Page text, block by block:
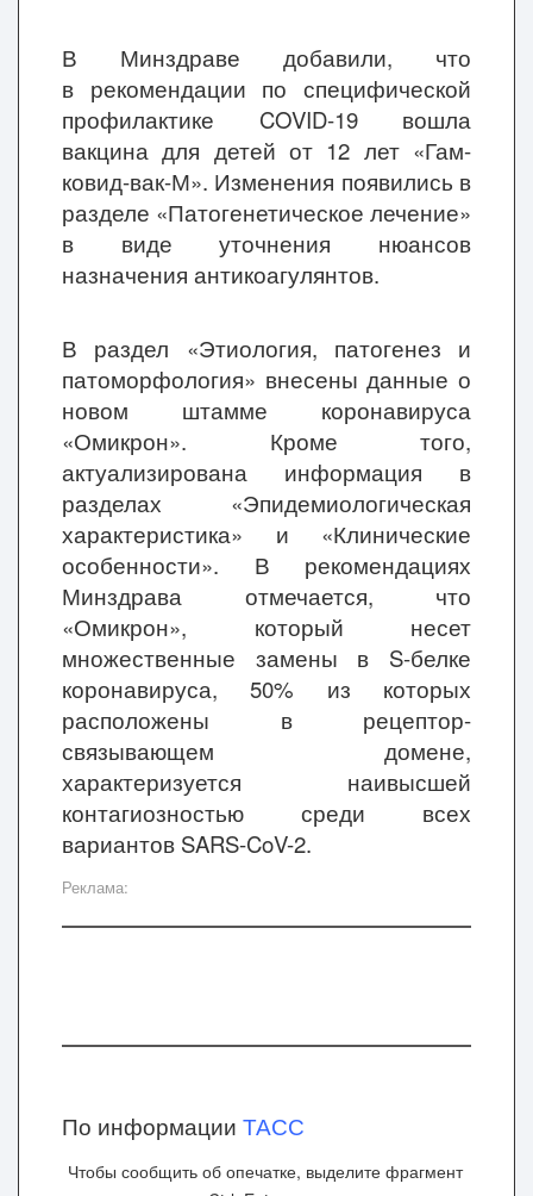
В Минздраве добавили, что
в рекомендации по специфической
профилактике COVID-19 вошла
вакцина для детей от 12 лет «Гам-
ковид-вак-М». Изменения появились в
разделе «Патогенетическое лечение»
в виде уточнения нюансов
назначения антикоагулянтов.
В раздел «Этиология, патогенез и
патоморфология» внесены данные о
новом штамме коронавируса
«Омикрон». Кроме того,
актуализирована информация в
разделах «Эпидемиологическая
характеристика» и «Клинические
особенности». В рекомендациях
Минздрава отмечается, что
«Омикрон», который несет
множественные замены в S-белке
коронавируса, 50% из которых
расположены в рецептор-
связывающем домене,
характеризуется наивысшей
контагиозностью среди всех
вариантов SARS-CoV-2.
Реклама:
По информации ТАСС
Чтобы сообщить об опечатке, выделите фрагмент